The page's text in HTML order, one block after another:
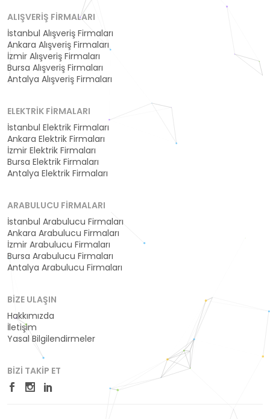
ALIŞVERIŞ FIRMALARI
İstanbul Alışveriş Firmaları
Ankara Alışveriş Firmaları
İzmir Alışveriş Firmaları
Bursa Alışveriş Firmaları
Antalya Alışveriş Firmaları
ELEKTRIK FIRMALARI
İstanbul Elektrik Firmaları
Ankara Elektrik Firmaları
İzmir Elektrik Firmaları
Bursa Elektrik Firmaları
Antalya Elektrik Firmaları
ARABULUCU FIRMALARI
İstanbul Arabulucu Firmaları
Ankara Arabulucu Firmaları
İzmir Arabulucu Firmaları
Bursa Arabulucu Firmaları
Antalya Arabulucu Firmaları
BIZE ULAŞIN
Hakkımızda
İletişim
Yasal Bilgilendirmeler
BIZI TAKIP ET